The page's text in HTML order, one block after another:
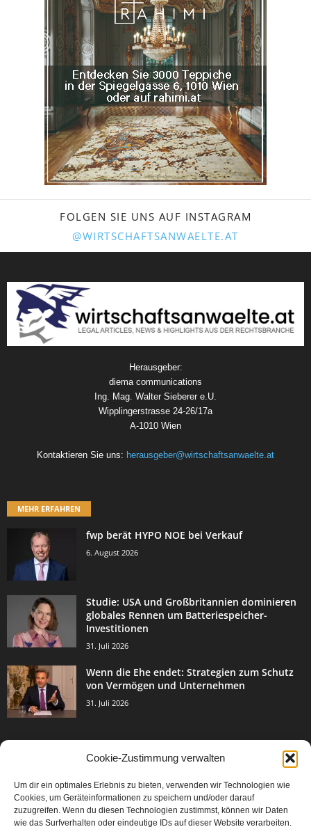
Cookie-Zustimmung verwalten
Um dir ein optimales Erlebnis zu bieten, verwenden wir Technologien wie
Cookies, um Geräteinformationen zu speichern und/oder darauf
zuzugreifen. Wenn du diesen Technologien zustimmst, können wir Daten
wie das Surfverhalten oder eindeutige IDs auf dieser Website verarbeiten.
FOLGEN SIE UNS AUF INSTAGRAM
@WIRTSCHAFTSANWAELTE.AT
Herausgeber:
diema communications
Ing. Mag. Walter Sieberer e.U.
Wipplingerstrasse 24-26/17a
A-1010 Wien
Kontaktieren Sie uns: herausgeber@wirtschaftsanwaelte.at
MEHR ERFAHREN
fwp berät HYPO NOE bei Verkauf
6. August 2026
Studie: USA und Großbritannien dominieren
globales Rennen um Batteriespeicher-
Investitionen
31. Juli 2026
Wenn die Ehe endet: Strategien zum Schutz
von Vermögen und Unternehmen
31. Juli 2026
Events & Success 3003
Breaking News
2067